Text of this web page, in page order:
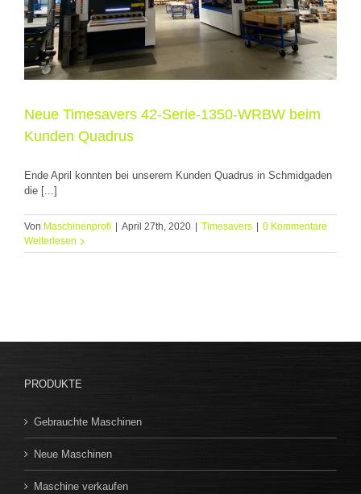
Neue Timesavers 42-Serie-1350-WRBW beim
Kunden Quadrus
Ende April konnten bei unserem Kunden Quadrus in Schmidgaden
die [...]
Von Maschinenprofi April 27th, 2020 Timesavers
0 Kommentare
Weiterlesen
PRODUKTE
Gebrauchte Maschinen
Neue Maschinen
Maschine verkaufen